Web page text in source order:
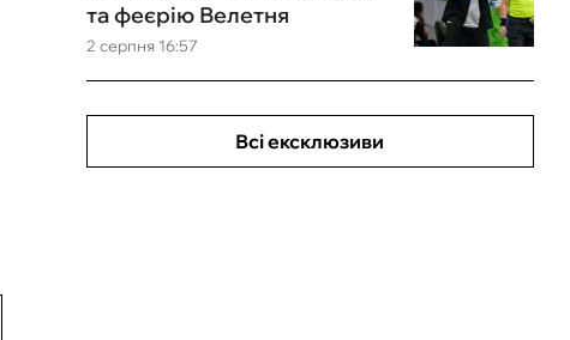
2 серпня 16:57
та феєрію Велетня
Всі ексклюзиви